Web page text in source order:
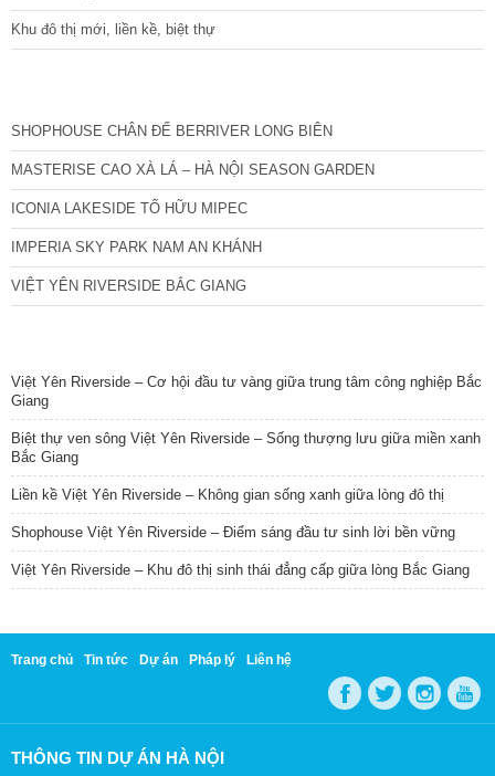
Khu đô thị mới, liền kề, biệt thự
SHOPHOUSE CHÂN ĐẾ BERRIVER LONG BIÊN
MASTERISE CAO XÀ LÁ – HÀ NỘI SEASON GARDEN
ICONIA LAKESIDE TỐ HỮU MIPEC
IMPERIA SKY PARK NAM AN KHÁNH
VIỆT YÊN RIVERSIDE BẮC GIANG
Việt Yên Riverside – Cơ hội đầu tư vàng giữa trung tâm công nghiệp Bắc
Giang
Biệt thự ven sông Việt Yên Riverside – Sống thượng lưu giữa miền xanh
Bắc Giang
Liền kề Việt Yên Riverside – Không gian sống xanh giữa lòng đô thị
Shophouse Việt Yên Riverside – Điểm sáng đầu tư sinh lời bền vững
Việt Yên Riverside – Khu đô thị sinh thái đẳng cấp giữa lòng Bắc Giang
Trang chủ Tin tức Dự án Pháp lý Liên hệ
THÔNG TIN DỰ ÁN HÀ NỘI